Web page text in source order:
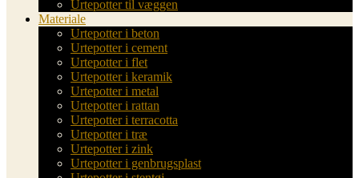
Urtepotter til væggen
Materiale
Urtepotter i beton
Urtepotter i cement
Urtepotter i flet
Urtepotter i keramik
Urtepotter i metal
Urtepotter i rattan
Urtepotter i terracotta
Urtepotter i træ
Urtepotter i zink
Urtepotter i genbrugsplast